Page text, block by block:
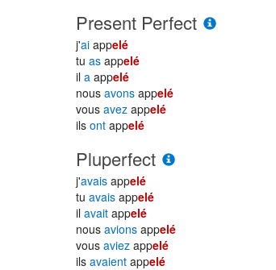
Present Perfect
j'ai appelé
tuas appelé
ila appelé
nousavons appelé
vousavez appelé
ilsont appelé
Pluperfect
j'avais appelé
tuavais appelé
ilavait appelé
nousavions appelé
vousaviez appelé
ilsavaient appelé